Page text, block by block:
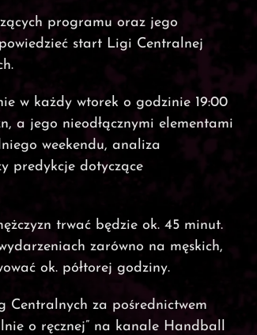
programu oraz jego
start Ligi Centralnej
w każdy wtorek o godzinie 19:00
a jego nieodłącznymi elementami
weekendu, analiza
predykcje dotyczące
trwać będzie ok. 45 minut.
zarówno na męskich,
ok. półtorej godziny.
Centralnych za pośrednictwem
o ręcznej” na kanale Handball